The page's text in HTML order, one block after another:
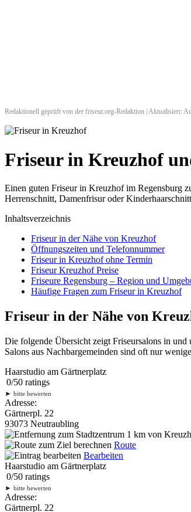
Redaktionell geprüft von der friseur.org-Redaktion | Aktualisiert:
Friseur in Kreuzhof
Einen guten Friseur in Kreuzhof im Regensburg
Herrenschnitt, Damenfrisur oder
Inhaltsverzeichnis
Friseur in der Nähe von Kreuzhof
Öffnungszeiten und Telefonnummer
Friseur in Kreuzhof ohne Termin
Friseur Kreuzhof Preise
Friseure Regensburg – Region und
Häufige Fragen zum Friseur in Kreuzhof
Friseur in der Nähe von
Die folgende Übersicht zeigt Friseursalons in
Salons aus Nachbargemeinden sind oft nur
Haarstudio am Gärtnerplatz
0/50 ratings
► bitte bewerten
Adresse:
Gärtnerpl. 22
93073 Neutraubling
1 km von
Route
Bearbeiten
Haarstudio am Gärtnerplatz
0/50 ratings
► bitte bewerten
Adresse:
Gärtnerpl. 22